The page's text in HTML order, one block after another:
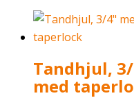
Tandhjul,
med